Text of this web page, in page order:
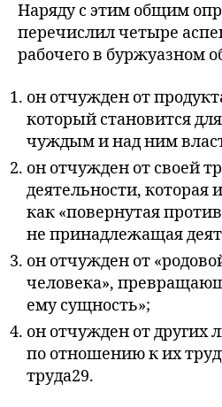
Наряду с этим общим
перечислил четыре
рабочего в буржуазном
он отчужден от
который становится
чуждым и над ним
он отчужден от своей
деятельности, которая
как «повернутая
не принадлежащая
он отчужден от
человека»,
ему сущность»;
он отчужден от других
по отношению к их
труда29.